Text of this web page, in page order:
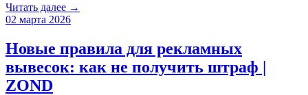
Читать далее →
02 марта 2026
Новые правила для рекламных
вывесок: как не получить штраф |
ZOND